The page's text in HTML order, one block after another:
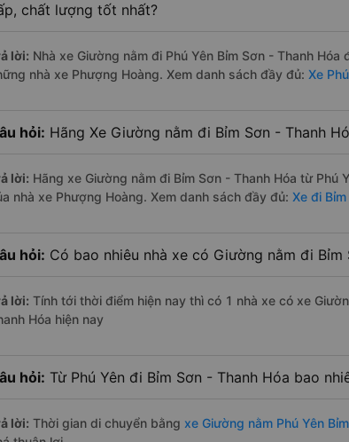
chất lượng tốt nhất?
lời: Nhà xe Giường nằm đi Phú Yên Bỉm Sơn - Thanh
nhà xe Phượng Hoàng. Xem danh sách đầy đủ: Xe
hỏi: Hãng Xe Giường nằm đi Bỉm Sơn - Thanh
lời: Hãng xe Giường nằm đi Bỉm Sơn - Thanh Hóa từ
nhà xe Phượng Hoàng. Xem danh sách đầy đủ: Xe đi
hỏi: Có bao nhiêu nhà xe có Giường nằm đi
lời: Tính tới thời điểm hiện nay thì có 1 nhà xe có xe
Hóa hiện nay
hỏi: Từ Phú Yên đi Bỉm Sơn - Thanh Hóa bao
lời: Thời gian di chuyển bằng xe Giường nằm Phú Yên